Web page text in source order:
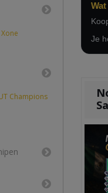
Xone
Champions
Je